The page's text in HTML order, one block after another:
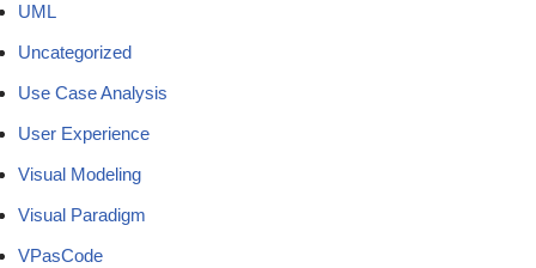
UML
Uncategorized
Use Case Analysis
User Experience
Visual Modeling
Visual Paradigm
VPasCode